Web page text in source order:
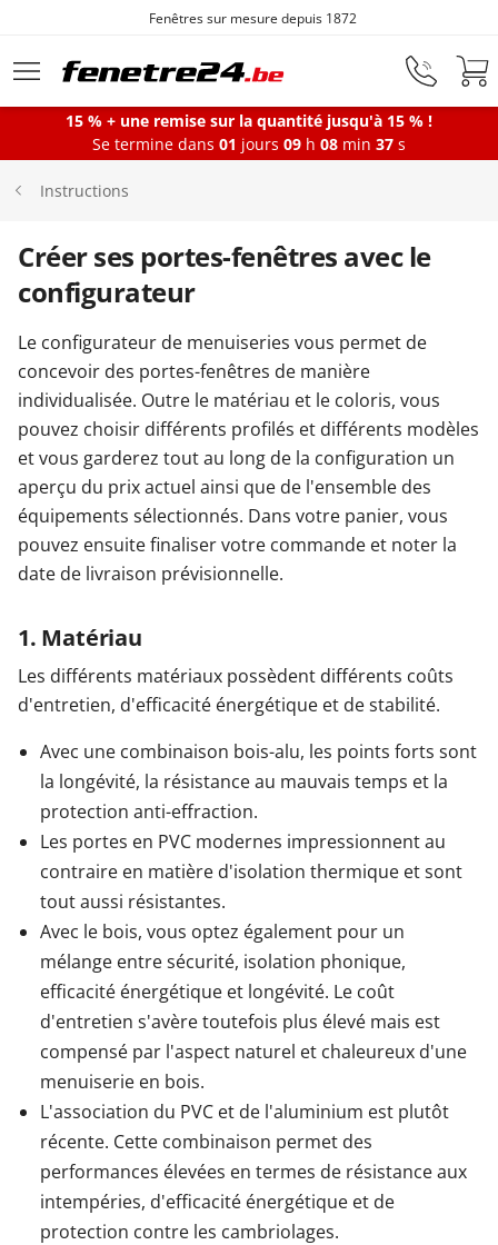
Aller au contenu principal
Fenêtres sur mesure depuis 1872
Fenêtres
Baies vitrées
Portes d'entrée
Protections solaires
Garages & Carports
Clôtures et portails
M'identifier
Conseils gratuits
15 % + une remise sur la quantité jusqu'à 15 % !
Se termine dans 01 jours 09 h 08 min 36 s
Instructions
Créer ses portes-fenêtres avec le
configurateur
Le configurateur de menuiseries vous permet de
concevoir des portes-fenêtres de manière
individualisée. Outre le matériau et le coloris, vous
pouvez choisir différents profilés et différents modèles
et vous garderez tout au long de la configuration un
aperçu du prix actuel ainsi que de l'ensemble des
équipements sélectionnés. Dans votre panier, vous
pouvez ensuite finaliser votre commande et noter la
date de livraison prévisionnelle.
1. Matériau
Les différents matériaux possèdent différents coûts
d'entretien, d'efficacité énergétique et de stabilité.
Avec une combinaison bois-alu, les points forts sont
la longévité, la résistance au mauvais temps et la
protection anti-effraction.
Les portes en PVC modernes impressionnent au
contraire en matière d'isolation thermique et sont
tout aussi résistantes.
Avec le bois, vous optez également pour un
mélange entre sécurité, isolation phonique,
efficacité énergétique et longévité. Le coût
d'entretien s'avère toutefois plus élevé mais est
compensé par l'aspect naturel et chaleureux d'une
menuiserie en bois.
L'association du PVC et de l'aluminium est plutôt
récente. Cette combinaison permet des
performances élevées en termes de résistance aux
intempéries, d'efficacité énergétique et de
protection contre les cambriolages.